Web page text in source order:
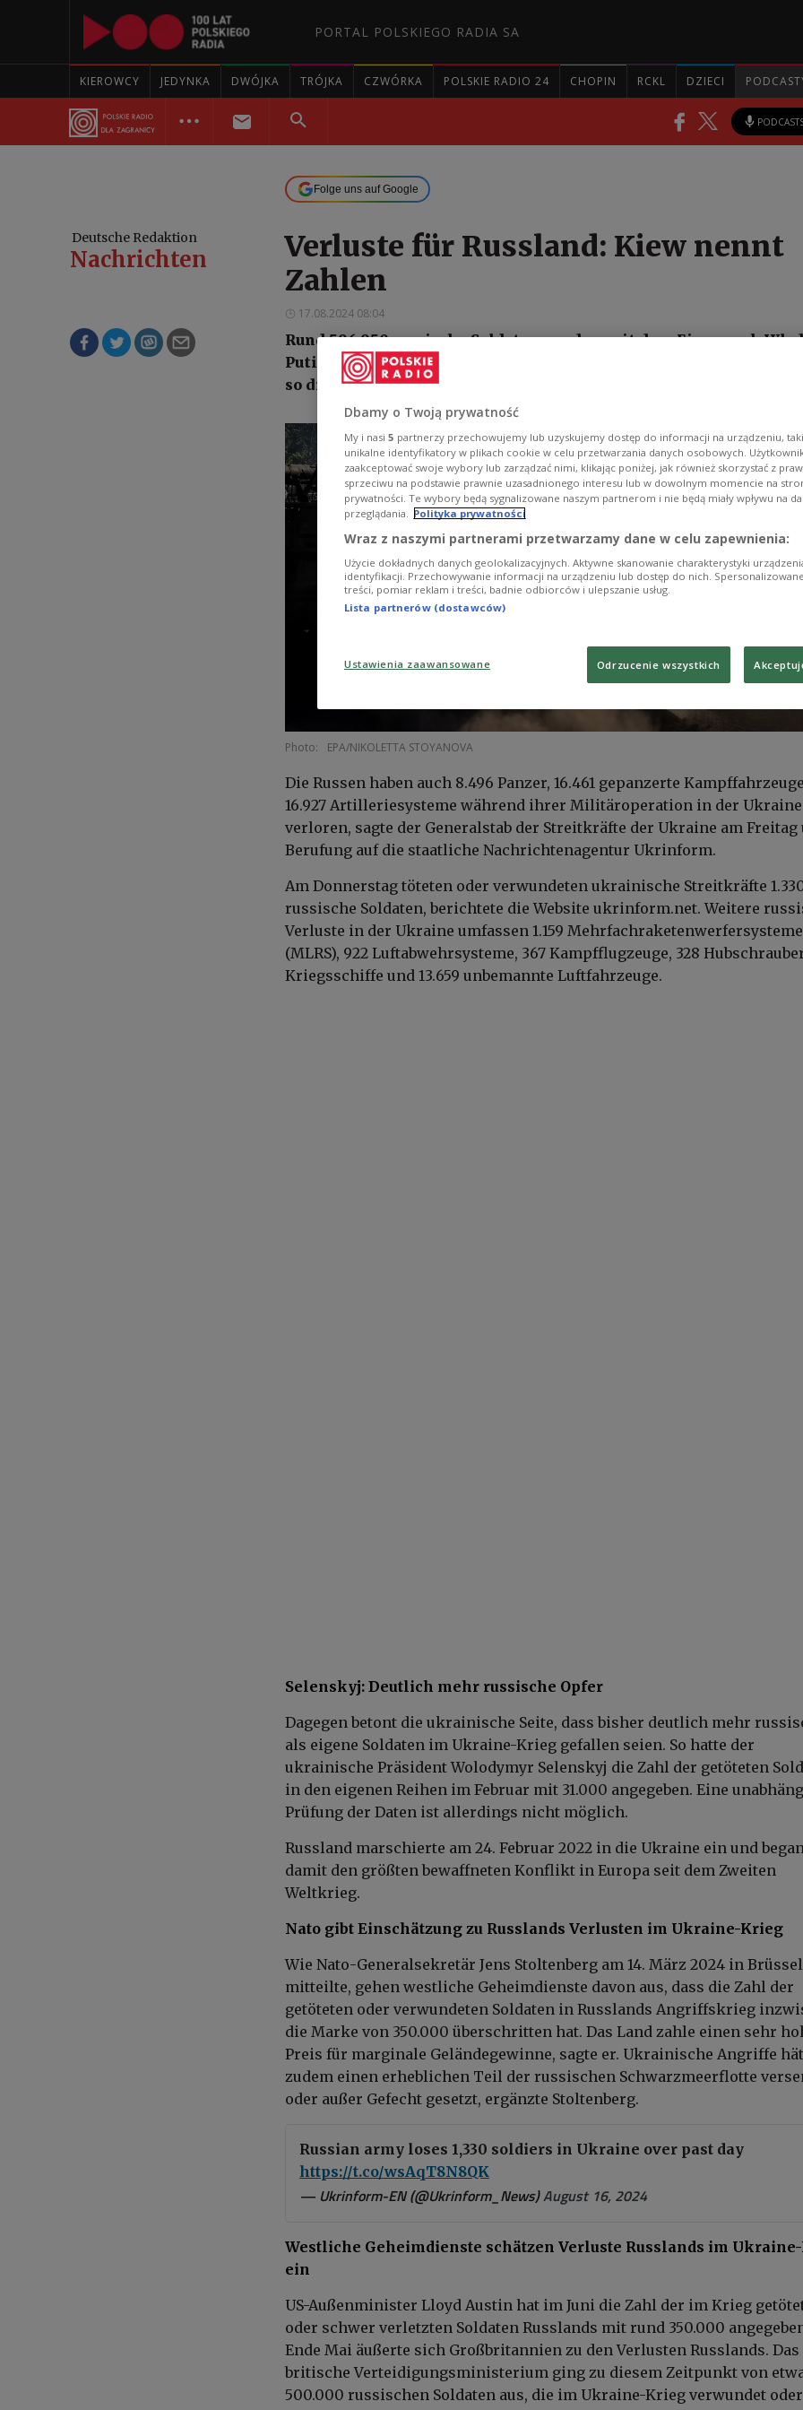
PORTAL POLSKIEGO RADIA SA
KIEROWCY JEDYNKA DWÓJKA TRÓJKA CZWÓRKA POLSKIE RADIO 24 CHOPIN RCKL DZIECI
Folge uns auf Google
Deutsche Redaktion
Nachrichten
Verluste für Russland: Kiew nennt
Zahlen
17.08.2024 08:04
Rund 596.950 russische Soldaten wurden seit dem Einmarsch
Putins in die Ukraine im Februar 2022 entweder verwundet oder
so die ukrainischen Militärbehörden.
Photo: EPA/NIKOLETTA STOYANOVA
Die Russen haben auch 8.496 Panzer, 16.461 gepanzerte
16.927 Artilleriesysteme während ihrer Militäroperation in der Ukraine
verloren, sagte der Generalstab der Streitkräfte der Ukraine am Freitag
Berufung auf die staatliche Nachrichtenagentur Ukrinform.
Am Donnerstag töteten oder verwundeten ukrainische Streitkräfte
russische Soldaten, berichtete die Website ukrinform.net. Weitere
Verluste in der Ukraine umfassen 1.159 Mehrfachraketenwerfersysteme
(MLRS), 922 Luftabwehrsysteme, 367 Kampfflugzeuge, 328
Kriegsschiffe und 13.659 unbemannte Luftfahrzeuge.
Selenskyj: Deutlich mehr russische Opfer
Dagegen betont die ukrainische Seite, dass bisher deutlich mehr
als eigene Soldaten im Ukraine-Krieg gefallen seien. So hatte der
ukrainische Präsident Wolodymyr Selenskyj die Zahl der getöteten
in den eigenen Reihen im Februar mit 31.000 angegeben. Eine
Prüfung der Daten ist allerdings nicht möglich.
Russland marschierte am 24. Februar 2022 in die Ukraine ein und
damit den größten bewaffneten Konflikt in Europa seit dem Zweiten
Weltkrieg.
Nato gibt Einschätzung zu Russlands Verlusten im Ukraine-Krieg
Wie Nato-Generalsekretär Jens Stoltenberg am 14. März 2024 in Brüssel
mitteilte, gehen westliche Geheimdienste davon aus, dass die Zahl der
getöteten oder verwundeten Soldaten in Russlands Angriffskrieg
die Marke von 350.000 überschritten hat. Das Land zahle einen sehr
Preis für marginale Geländegewinne, sagte er. Ukrainische Angriffe
zudem einen erheblichen Teil der russischen Schwarzmeerflotte
oder außer Gefecht gesetzt, ergänzte Stoltenberg.
Russian army loses 1,330 soldiers in Ukraine over past day
https://t.co/wsAqT8N8QK
— Ukrinform-EN (@Ukrinform_News)August 16, 2024
Westliche Geheimdienste schätzen Verluste Russlands im
ein
US-Außenminister Lloyd Austin hat im Juni die Zahl der im Krieg
oder schwer verletzten Soldaten Russlands mit rund 350.000
Ende Mai äußerte sich Großbritannien zu den Verlusten Russlands. Das
britische Verteidigungsministerium ging zu diesem Zeitpunkt von
500.000 russischen Soldaten aus, die im Ukraine-Krieg verwundet oder
Dbamy o Twoją prywatność
My i nasi 5 partnerzy przechowujemy lub uzyskujemy dostęp do informacji na urządzeniu,
unikalne identyfikatory w plikach cookie w celu przetwarzania danych osobowych.
zaakceptować swoje wybory lub zarządzać nimi, klikając poniżej, jak również skorzystać z
sprzeciwu na podstawie prawnie uzasadnionego interesu lub w dowolnym momencie na
prywatności. Te wybory będą sygnalizowane naszym partnerom i nie będą miały wpływu na
przeglądania.
Polityka prywatności
Wraz z naszymi partnerami przetwarzamy dane w celu zapewnienia:
Użycie dokładnych danych geolokalizacyjnych. Aktywne skanowanie charakterystyki
identyfikacji. Przechowywanie informacji na urządzeniu lub dostęp do nich.
treści, pomiar reklam i treści, badnie odbiorców i ulepszanie usług.
Lista partnerów (dostawców)
Ustawienia zaawansowane Odrzucenie wszystkich